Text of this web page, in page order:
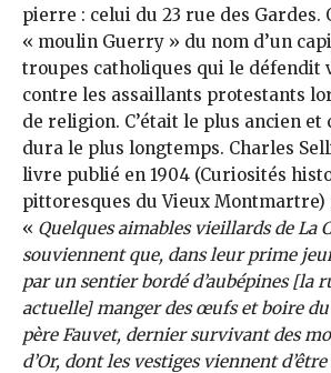
pierre : celui du 23 rue des Gardes.
« moulin Guerry » du nom d’un
troupes catholiques qui le défendit
contre les assaillants protestants
de religion. C’était le plus ancien
dura le plus longtemps. Charles
livre publié en 1904 (Curiosités
pittoresques du Vieux Montmartre)
« Quelques aimables vieillards de La
souviennent que, dans leur prime
par un sentier bordé d’aubépines [la
actuelle] manger des œufs et boire
père Fauvet, dernier survivant des
d’Or, dont les vestiges viennent